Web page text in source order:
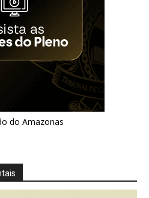
do Amazonas